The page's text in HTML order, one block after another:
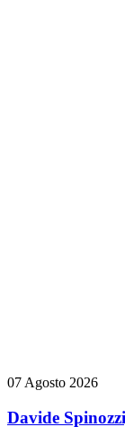
07 Agosto 2026
Davide